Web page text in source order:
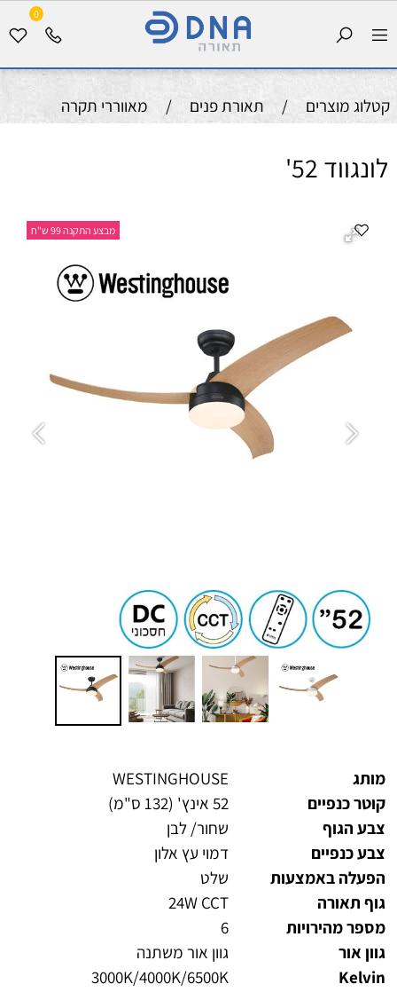
0
קטלוג מוצרים / תאורת פנים / מאווררי תקרה
לונגווד 52'
מבצע התקנה 99 ש"ח
מותג
WESTINGHOUSE
קוטר כנפיים
52 אינץ' (132 ס"מ)
צבע הגוף
שחור/ לבן
צבע כנפיים
דמוי עץ אלון
הפעלה באמצעות
שלט
גוף תאורה
24W CCT
מספר מהירויות
6
גוון אור
גוון אור משתנה
Kelvin
3000K/4000K/6500K